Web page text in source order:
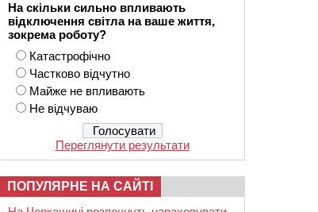
На скільки сильно впливають
відключення світла на ваше життя,
зокрема роботу?
Катастрофічно
Частково відчутно
Майже не впливають
Не відчуваю
Переглянути результати
ПОПУЛЯРНЕ НА САЙТІ